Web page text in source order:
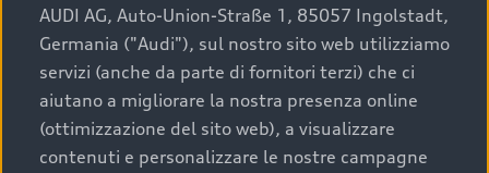
La qualità di acquistare
un’auto usata Audi
AUDI AG, Auto-Union-Straße 1, 85057 Ingolstadt,
Germania ("Audi"), sul nostro sito web utilizziamo
servizi (anche da parte di fornitori terzi) che ci
aiutano a migliorare la nostra presenza online
(ottimizzazione del sito web), a visualizzare
contenuti e personalizzare le nostre campagne